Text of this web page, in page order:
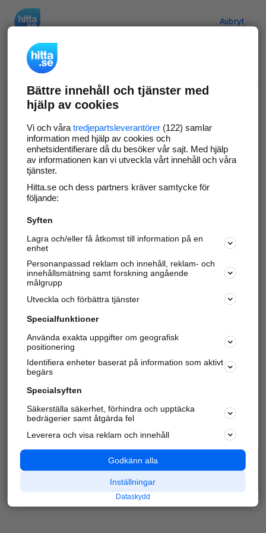
Avbryt
Verifiera ditt företag
Gör som 69 569företag
företagssida på hitta.se och syns bättre mot
kunder i ditt närområde. Helt kostnadsfritt.
Uppdatera din företagsinformation
Svara på och hantera dina omdömen
Har du redan verifierat ditt företag? Logga in
Varje vecka besöker du och4 miljoner
andra
härliga användare oss för att hitta rätt lokal
information om företag, privatpersoner och
platser.
Bättre innehåll och tjänster med
hjälp av cookies
Vi och våra tredjepartsleverantörer(122) samlar
information med hjälp av cookies och
enhetsidentifierare då du besöker vår sajt. Med hjälp
av informationen kan vi utveckla vårt innehåll och våra
tjänster.
Hitta.se och dess partners kräver samtycke för
följande:
Syften
Lagra och/eller få åtkomst till information på en
enhet
Personanpassad reklam och innehåll, reklam- och
innehållsmätning samt forskning angående
målgrupp
Utveckla och förbättra tjänster
Specialfunktioner
Använda exakta uppgifter om geografisk
positionering
Identifiera enheter baserat på information som aktivt
begärs
Specialsyften
Säkerställa säkerhet, förhindra och upptäcka
bedrägerier samt åtgärda fel
Leverera och visa reklam och innehåll
Godkänn alla
Inställningar
Dataskydd